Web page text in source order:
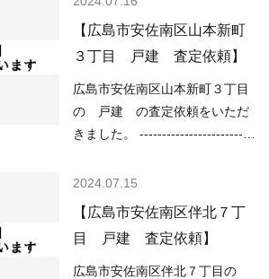
している人が多い などの状況で
すので、 「不動産売却のやり方
によっては高く売却しやすい」
状況といってよいと思います。
ご売却をご検討の…
14.20m （土砂災害）土砂災害
警戒区域 （洪水）該当なし
（高潮）該当なし （内水）該当
なし （津波）該当なし -----------
----------------------------------------
動産市況については、 ○住宅ロ
すい ○売り物件が少なく、物件
を探している人が多い などの状
況ですので、 「不動産売却のや
【広島市安佐南区山本新町
３丁目 戸建 査定依頼】
広島市安佐南区山本新町３丁目
の 戸建 の査定依頼をいただ
きました。 -------------------------
------------ （用途地域）第一種
6.00m （土砂災害）該当なし
（洪水）該当なし （高潮）該当
なし （内水）該当なし （津
2024.07.15
【広島市安佐南区伴北７丁
目 戸建 査定依頼】
広島市安佐南区伴北７丁目の